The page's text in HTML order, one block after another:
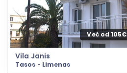
Već od 105€
Vila Janis
Tasos - Limenas